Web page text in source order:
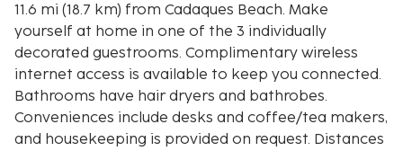
11.6 mi (18.7 km) from Cadaques Beach. Make
yourself at home in one of the 3 individually
decorated guestrooms. Complimentary wireless
internet access is available to keep you connected.
Bathrooms have hair dryers and bathrobes.
Conveniences include desks and coffee/tea makers,
and housekeeping is provided on request. Distances